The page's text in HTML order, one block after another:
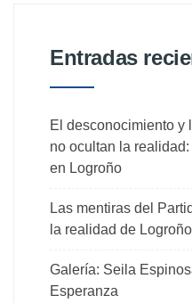
Entradas
El desconocimiento y
no ocultan la
en Logroño
Las mentiras del
la realidad de Logroño
Galería: Seila
Esperanza